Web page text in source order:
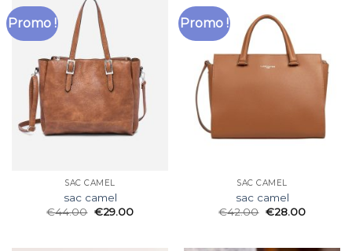
Promo !
SAC CAMEL
sac camel
€44.00 €29.00
Promo !
SAC CAMEL
sac camel
€42.00 €28.00